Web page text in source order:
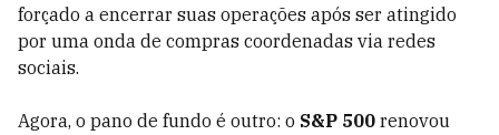
forçado a encerrar suas operações após ser atingido
por uma onda de compras coordenadas via redes
sociais.
Agora, o pano de fundo é outro: o S&P 500 renovou